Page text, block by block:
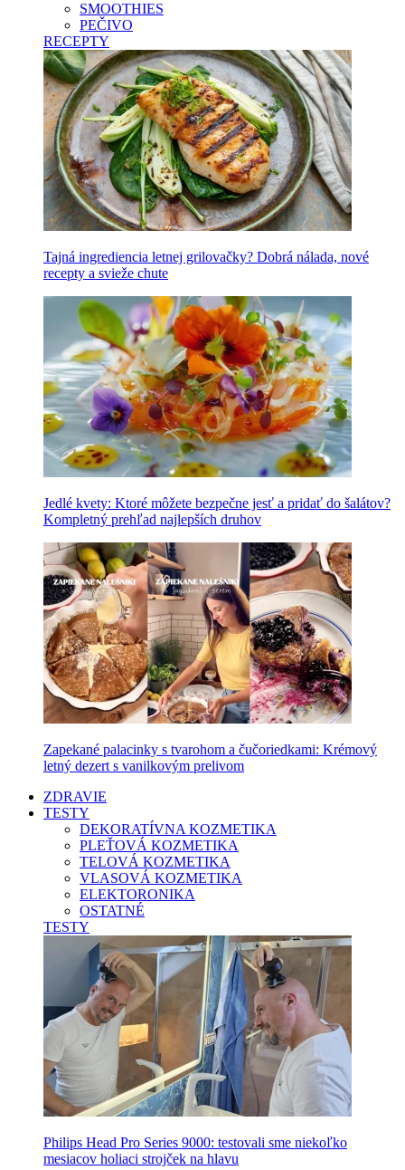
SMOOTHIES
PEČIVO
RECEPTY
Tajná ingrediencia letnej grilovačky? Dobrá nálada, nové
recepty a svieže chute
Jedlé kvety: Ktoré môžete bezpečne jesť a pridať do šalátov?
Kompletný prehľad najlepších druhov
Zapekané palacinky s tvarohom a čučoriedkami: Krémový
letný dezert s vanilkovým prelivom
ZDRAVIE
TESTY
DEKORATÍVNA KOZMETIKA
PLEŤOVÁ KOZMETIKA
TELOVÁ KOZMETIKA
VLASOVÁ KOZMETIKA
ELEKTORONIKA
OSTATNÉ
TESTY
Philips Head Pro Series 9000: testovali sme niekoľko
mesiacov holiaci strojček na hlavu